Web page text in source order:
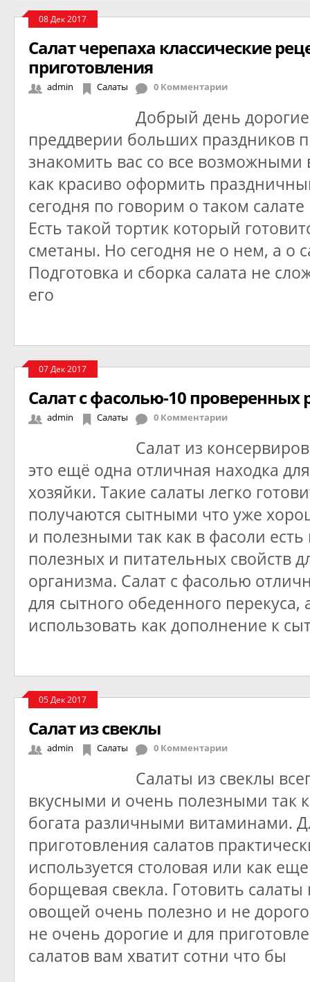
08 Дек 2017
Салат черепаха классические
приготовления
admin Салаты 0 Комментарии
Добрый день
преддверии больших праздников
знакомить вас со все возможными
как красиво оформить
сегодня по говорим о таком салате
Есть такой тортик который
сметаны. Но сегодня не о нем, а о
Подготовка и сборка салата не
его
07 Дек 2017
Салат с фасолью-10 проверенных
admin Салаты 0 Комментарии
Салат из
это ещё одна отличная находка
хозяйки. Такие салаты легко
получаются сытными что уже
и полезными так как в фасоли
полезных и питательных свойств
организма. Салат с фасолью
для сытного обеденного
использовать как дополнение к
05 Дек 2017
Салат из свеклы
admin Салаты 0 Комментарии
Салаты из свеклы
вкусными и очень полезными так
богата различными витаминами.
приготовления салатов
используется столовая или как
борщевая свекла. Готовить салаты
овощей очень полезно и не
не очень дорогие и для
салатов вам хватит сотни что бы